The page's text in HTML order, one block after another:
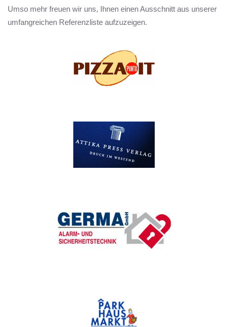
Umso mehr freuen wir uns, Ihnen einen Ausschnitt aus unserer
umfangreichen Referenzliste aufzuzeigen.